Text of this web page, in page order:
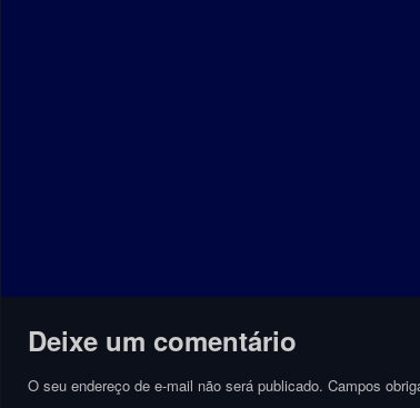
Deixe um comentário
O seu endereço de e-mail não será publicado. Campos